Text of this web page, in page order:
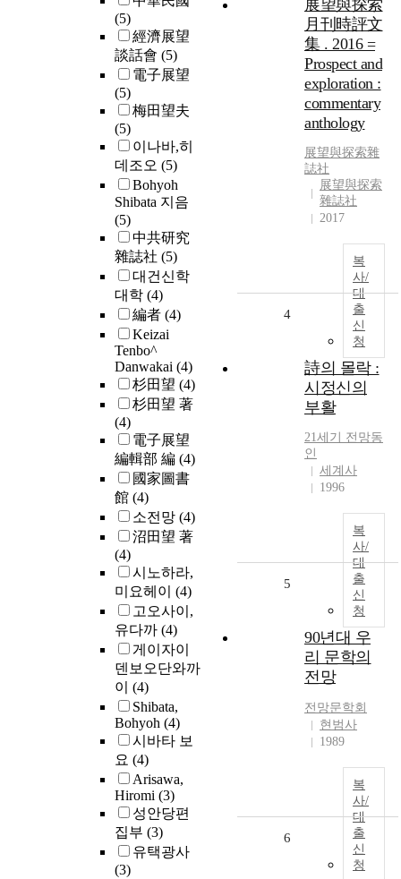
(5)
經濟展望
談話會 (5)
電子展望
(5)
梅田望夫
(5)
이나바,히
데조오 (5)
Bohyoh
Shibata 지음
(5)
中共研究
雜誌社 (5)
대건신학
대학 (4)
編者 (4)
Keizai
Tenbo^
Danwakai (4)
杉田望 (4)
杉田望 著
(4)
電子展望
編輯部 編 (4)
國家圖書
館 (4)
소전망 (4)
沼田望 著
(4)
시노하라,
미요헤이 (4)
고오사이,
유다까 (4)
게이자이
덴보오단와까
이 (4)
Shibata,
Bohyoh (4)
시바타 보
요 (4)
Arisawa,
Hiromi (3)
성안당편
집부 (3)
유택광사
(3)
展望與探索
月刊時評文
集 . 2016 =
Prospect and
exploration :
commentary
anthology
展望與探索雜
誌社
展望與探索
雜誌社
2017
복
사/
대
출
신
청
4
詩의 몰락 :
시정신의
부활
21세기 전망동
인
세계사
1996
복
사/
대
출
신
청
5
90년대 우
리 문학의
전망
전망문학회
현범사
1989
복
사/
대
출
신
청
6